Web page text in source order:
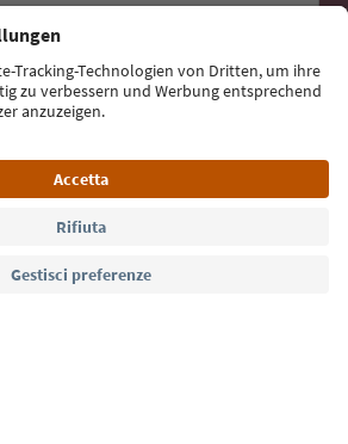
Iscriviti alla newsletter